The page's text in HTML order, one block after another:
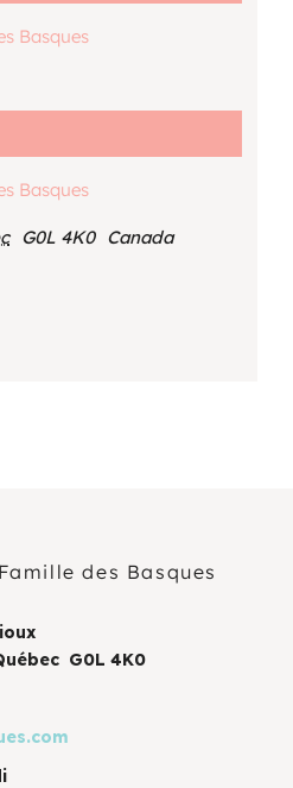
Basques
G0L 4K0 Canada
Basques
des Basques
G0L 4K0